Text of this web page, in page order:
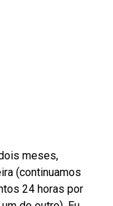
meses,
(continuamos
24 horas por